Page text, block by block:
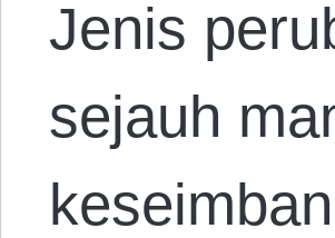
Jenis
sejauh